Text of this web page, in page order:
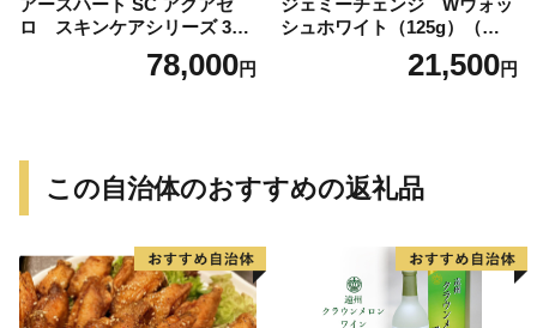
ロ スキンケアシリーズ 3点
78,000円
シュホワイト（125g）（泡立
てネット付）×2本 群馬県 千
21,500円
この自治体のおすすめの返礼品